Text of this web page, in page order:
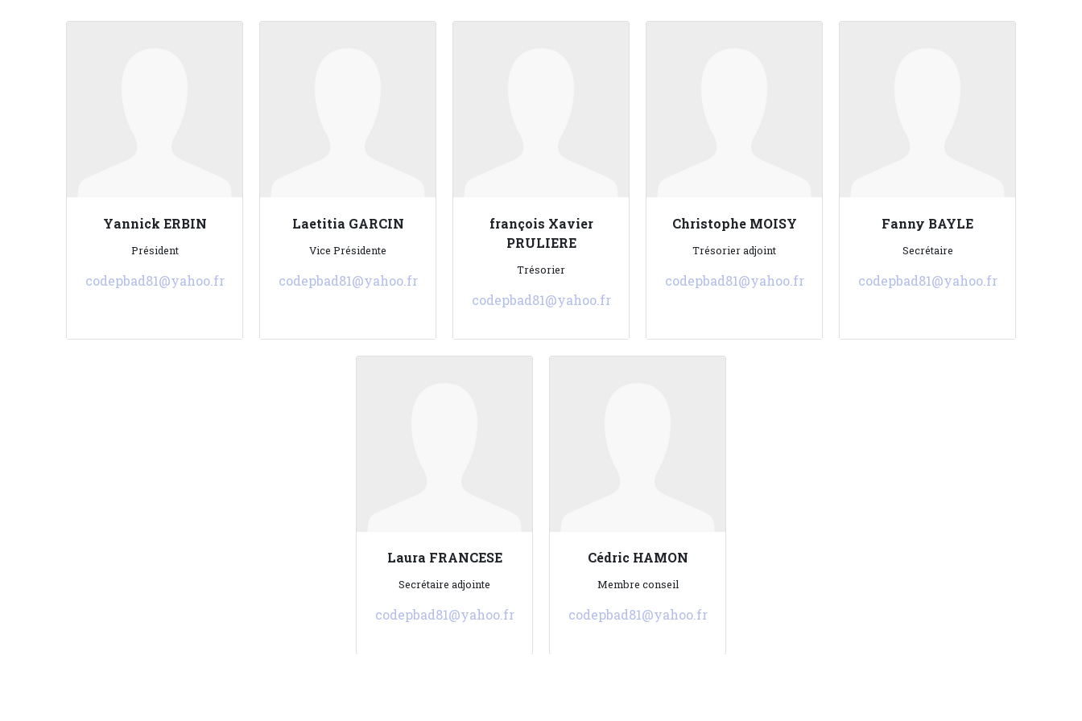
Yannick ERBIN
Président
codepbad81@yahoo.fr
Laetitia GARCIN
Vice Présidente
codepbad81@yahoo.fr
françois Xavier
PRULIERE
Trésorier
codepbad81@yahoo.fr
Christophe MOISY
Trésorier adjoint
codepbad81@yahoo.fr
Fanny BAYLE
Secrétaire
codepbad81@yahoo.fr
Laura FRANCESE
Secrétaire adjointe
codepbad81@yahoo.fr
Cédric HAMON
Membre conseil
codepbad81@yahoo.fr